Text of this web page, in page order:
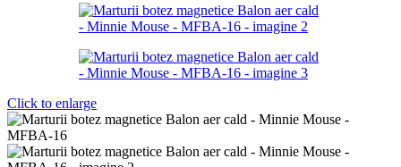
Click to enlarge